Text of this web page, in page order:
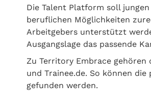
Die Talent Platform soll
beruflichen Möglichkeiten
Arbeitgebers unterstützt
Ausgangslage das passende
Zu Territory Embrace
und Trainee.de. So können
gefunden werden.